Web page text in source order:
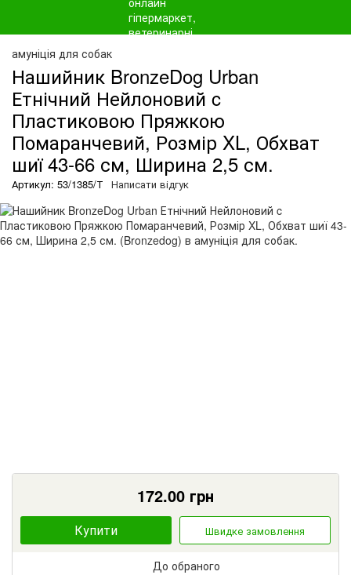
амуніція для собак
Нашийник BronzeDog Urban
Етнічний Нейлоновий c
Пластиковою Пряжкою
Помаранчевий, Розмір XL, Обхват
шиї 43-66 см, Ширина 2,5 см.
Артикул: 53/1385/Т Написати відгук
172.00 грн
Купити Швидке замовлення
До обраного